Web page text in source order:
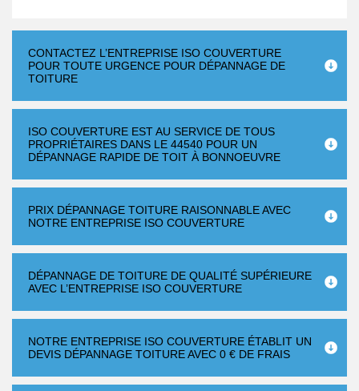
CONTACTEZ L’ENTREPRISE ISO COUVERTURE
POUR TOUTE URGENCE POUR DÉPANNAGE DE
TOITURE
ISO COUVERTURE EST AU SERVICE DE TOUS
PROPRIÉTAIRES DANS LE 44540 POUR UN
DÉPANNAGE RAPIDE DE TOIT À BONNOEUVRE
PRIX DÉPANNAGE TOITURE RAISONNABLE AVEC
NOTRE ENTREPRISE ISO COUVERTURE
DÉPANNAGE DE TOITURE DE QUALITÉ SUPÉRIEURE
AVEC L’ENTREPRISE ISO COUVERTURE
NOTRE ENTREPRISE ISO COUVERTURE ÉTABLIT UN
DEVIS DÉPANNAGE TOITURE AVEC 0 € DE FRAIS